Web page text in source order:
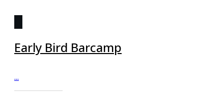
Early Bird Barcamp
...